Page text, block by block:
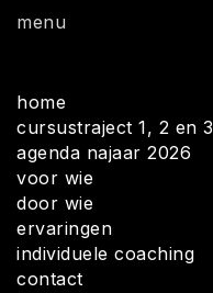
menu
home
cursustraject 1, 2 en 3
agenda najaar 2026
voor wie
door wie
ervaringen
individuele coaching
contact